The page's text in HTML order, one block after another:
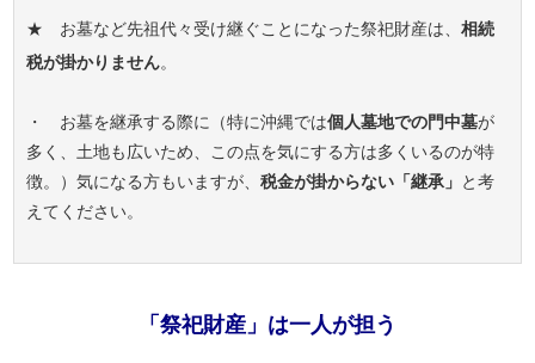
★ お墓など先祖代々受け継ぐことになった祭祀財産は、相続
税が掛かりません。
・ お墓を継承する際に（特に沖縄では個人墓地での門中墓が
多く、土地も広いため、この点を気にする方は多くいるのが特
徴。）気になる方もいますが、税金が掛からない「継承」 と考
えてください。
「祭祀財産」は一人が担う